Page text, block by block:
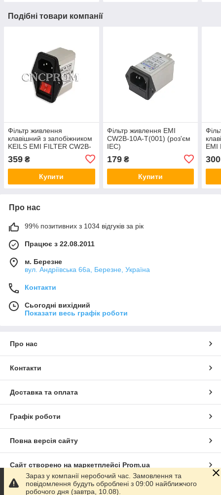
Подібні товари компанії
Фільтр живлення
клавішний з запобіжником
KEILS EMI FILTER CW2B-
светоиндикатором)
359 ₴
Купити
Фільтр живлення EMI
CW2B-10A-T(001) (роз'єм
IEC)
179₴
Купити
EMI
300
Про нас
99% позитивних з 1034 відгуків за рік
Працює з 22.08.2011
м. Березне
вул. Андріївська 66а, Березне, Україна
Контакти
Сьогодні вихідний
Показати весь графік роботи
Про нас
Контакти
Доставка та оплата
Графік роботи
Повна версія сайту
Сайт створено на маркетплейсі Prom.ua
Політика конфіденційності
Зараз у компанії неробочий час. Замовлення та
повідомлення будуть оброблені з 09:00 найближчого
робочого дня (завтра, 10.08).